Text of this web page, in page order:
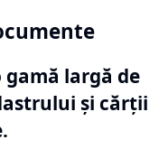
largă de
și cărții